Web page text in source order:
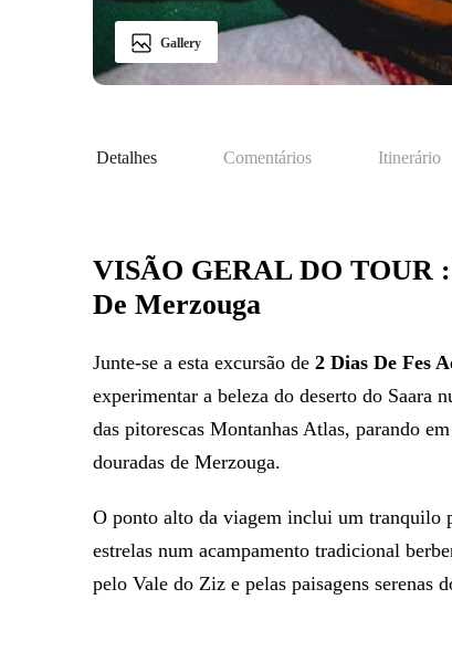
Gallery
Detalhes Comentários Itinerário
VISÃO GERAL DO TOUR :
De Merzouga
Junte-se a esta excursão de 2 Dias De Fes
experimentar a beleza do deserto do Saara
das pitorescas Montanhas Atlas, parando
douradas de Merzouga.
O ponto alto da viagem inclui um tranquilo
estrelas num acampamento tradicional
pelo Vale do Ziz e pelas paisagens serenas